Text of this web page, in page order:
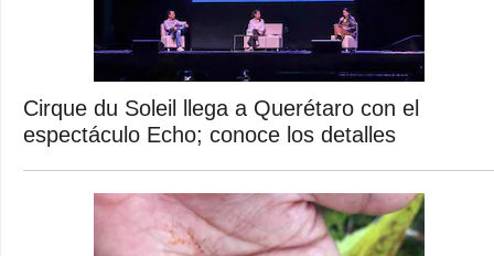
Cirque du Soleil llega a Querétaro con el
espectáculo Echo; conoce los detalles